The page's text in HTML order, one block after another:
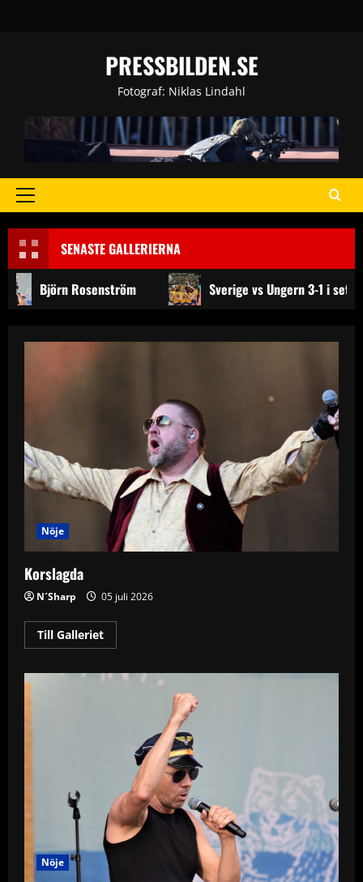
PRESSBILDEN.SE
Fotograf: Niklas Lindahl
Primary
SENASTE GALLERIERNA
Björn Rosenström Sverige vs Ungern 3-1 i set
Nöje
Korslagda
N´Sharp 05 juli 2026
Till GallerietRead
more
Nöje